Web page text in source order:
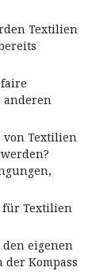
Textilien
anderen
von Textilien
für Textilien
eigenen
Kompass